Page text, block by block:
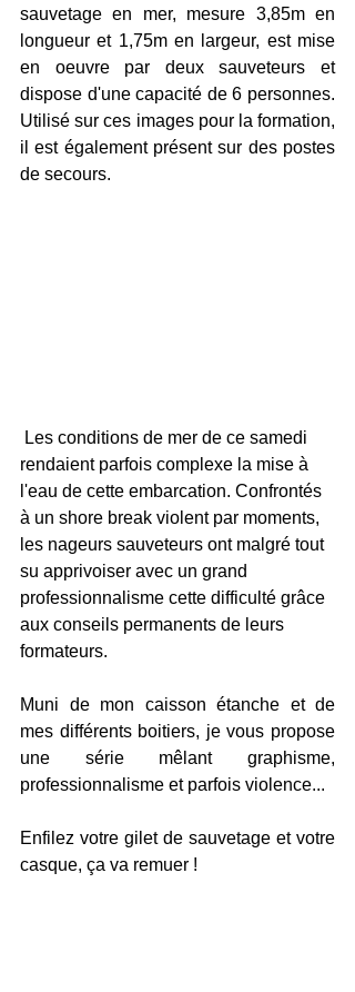
sauvetage en mer, mesure 3,85m en
longueur et 1,75m en largeur, est mise
en oeuvre par deux sauveteurs et
dispose d'une capacité de 6 personnes.
Utilisé sur ces images pour la formation,
il est également présent sur des postes
de secours.
rendaient parfois complexe la mise à
l'eau de cette embarcation. Confrontés
à un shore break violent par moments,
les nageurs sauveteurs ont malgré tout
su apprivoiser avec un grand
professionnalisme cette difficulté grâce
aux conseils permanents de leurs
formateurs.
Muni de mon caisson étanche et de
mes différents boitiers, je vous propose
une série mêlant graphisme,
professionnalisme et parfois violence...
Enfilez votre gilet de sauvetage et votre
casque, ça va remuer !